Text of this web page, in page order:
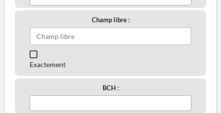
Champ libre :
Exactement
BCH :